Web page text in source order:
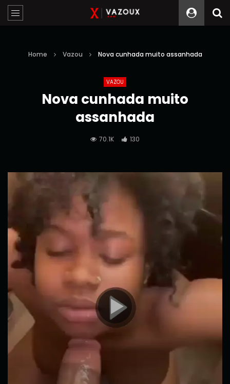
Home Vazou Nova cunhada muito assanhada
VAZOU
Nova cunhada muito
assanhada
70.1K 130
de